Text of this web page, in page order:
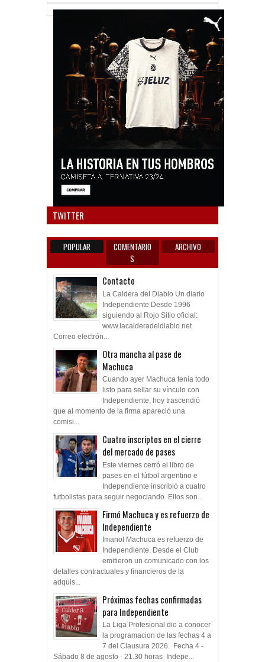
TWITTER
POPULAR
COMENTARIO
S
ARCHIVO
Contacto
La Caldera del Diablo Un diario
Independiente Desde 1996
siguiendo al Rojo Sitio oficial:
www.lacalderadeldiablo.net
Correo electrón...
Otra mancha al pase de
Machuca
Cuando ayer Machuca tenía todo
listo para sellar su vínculo con
Independiente, hoy trascendió
que al momento de la firma apareció una
comisi...
Cuatro inscriptos en el cierre
del mercado de pases
Este viernes cerró el libro de
pases en el fútbol argentino e
Independiente inscribió a cuatro
futbolistas para seguir negociando. Ellos son...
Firmó Machuca y es refuerzo de
Independiente
Imanol Machuca es refuerzo de
Independiente. Desde el Club
emitieron un comunicado con los
detalles contractuales y financieros de la
adquis...
Próximas fechas confirmadas
para Independiente
La Liga Profesional dio a conocer
la programacion de las fechas 4 a
7 del Clausura 2026. Fecha 4 -
Sábado 8 de agosto - 21.30 horas Indepe...